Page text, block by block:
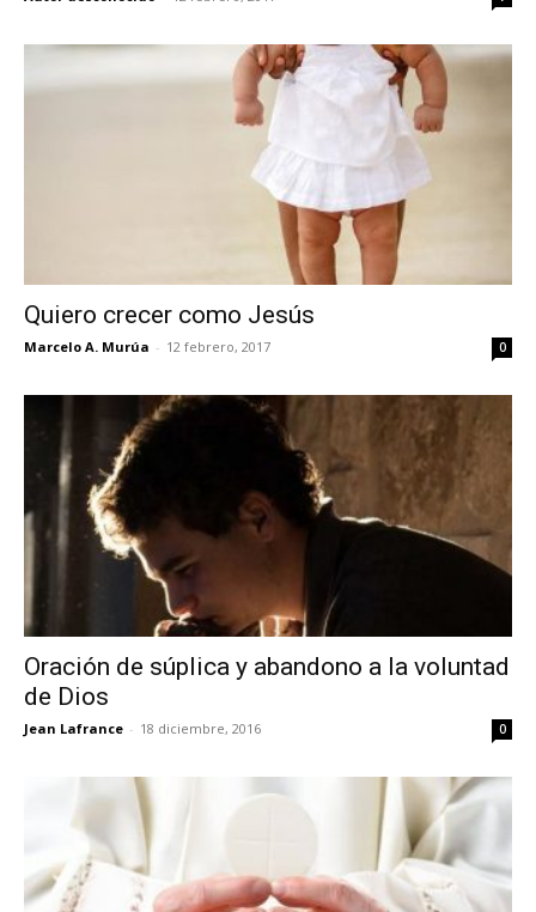
Quiero crecer como Jesús
Marcelo A. Murúa - 12 febrero, 2017 0
Oración de súplica y abandono a la voluntad
de Dios
Jean Lafrance - 18 diciembre, 2016 0